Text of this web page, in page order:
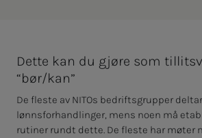
Dette kan du gjøre som
“bør/kan”
De fleste av NITOs bedriftsgrupper
lønnsforhandlinger, mens noen må
rutiner rundt dette. De fleste har møter